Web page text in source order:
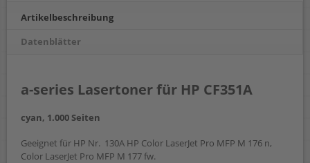
Artikelbeschreibung
Datenblätter
a-series Lasertoner für HP CF351A
cyan, 1.000 Seiten
Geeignet für HP Nr. 130A HP Color LaserJet Pro MFP M 176 n,
Color LaserJet Pro MFP M 177 fw.